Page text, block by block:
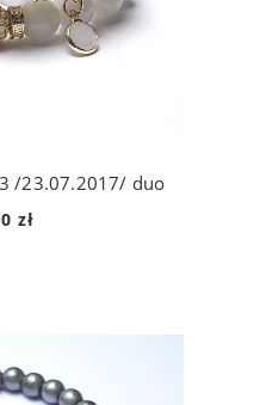
/23.07.2017/ duo
zł